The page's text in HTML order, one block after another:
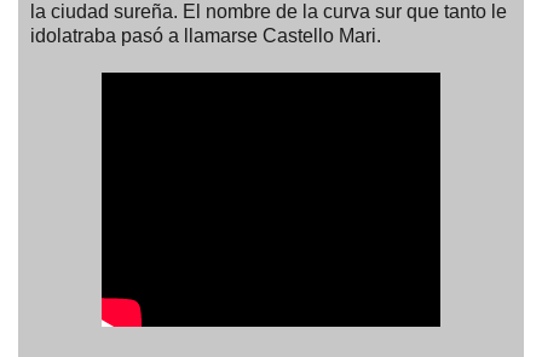
la ciudad sureña. El nombre de la curva sur que tanto le
idolatraba pasó a llamarse Castello Mari.